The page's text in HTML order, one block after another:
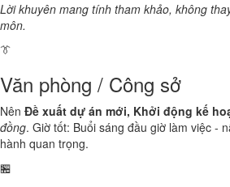
Lời khuyên mang tính tham khảo, không
môn.
👔
Văn phòng / Công sở
Nên Đề xuất dự án mới, Khởi động kế
đồng. Giờ tốt: Buổi sáng đầu giờ làm việc -
hành quan trọng.
🏪